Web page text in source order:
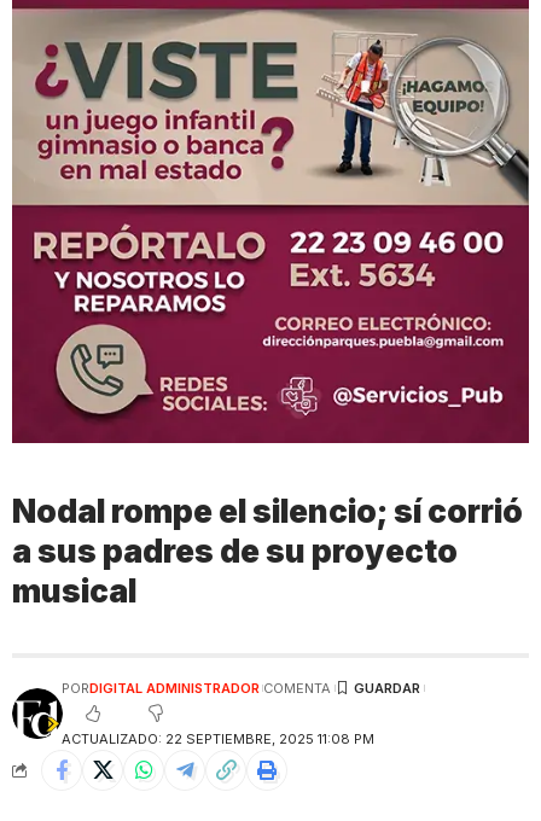
Nodal rompe el silencio; sí corrió
a sus padres de su proyecto
musical
ACTUALIZADO: 22 SEPTIEMBRE, 2025 11:08 PM
PORDIGITAL ADMINISTRADOR COMENTA